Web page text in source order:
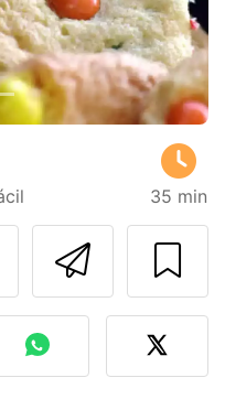
35 min
Imprima
com o autor